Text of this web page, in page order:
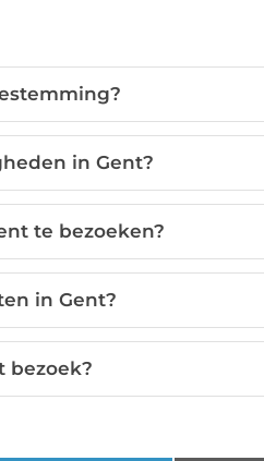
in Gent?
te bezoeken?
in Gent?
bezoek?